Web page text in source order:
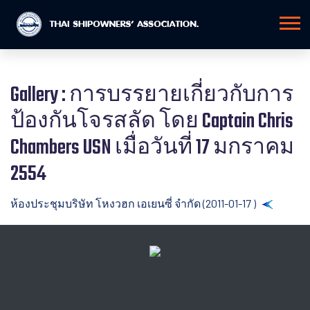
Gallery : การบรรยายเกี่ยวกับการ
ป้องกันโจรสลัด โดย Captain Chris
Chambers USN เมื่อวันที่ 17 มกราคม
2554
ห้องประชุมบริษัท โหงวฮก เอเยนซี่ จำกัด (2011-01-17 )